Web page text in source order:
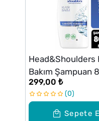
Sepete
Head&Shoulders
Bakım Şampuan
299,00 ₺
0